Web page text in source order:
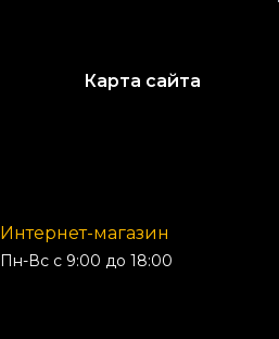
Карта сайта
Интернет-магазин
Пн-Вс с 9:00 до 18:00